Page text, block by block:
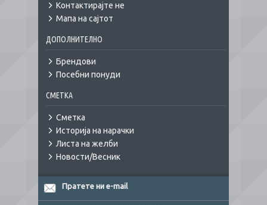
Контактирајте не
Мапа на сајтот
ДОПОЛНИТЕЛНО
Брендови
Посебни понуди
СМЕТКА
Сметка
Историја на нарачки
Листа на желби
Новости/Весник
Пратете ни e-mail